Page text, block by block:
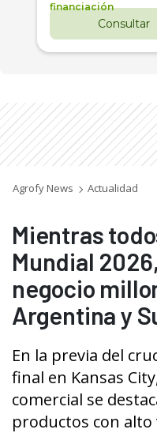
financiación
Consultar
Agrofy News Actualidad
Mientras
Mundial
negocio
Argentina y
En la previa del
final en Kansas
comercial se
productos con